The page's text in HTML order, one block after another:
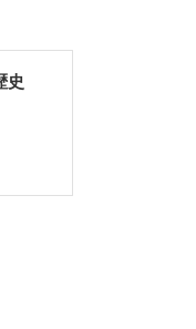
史